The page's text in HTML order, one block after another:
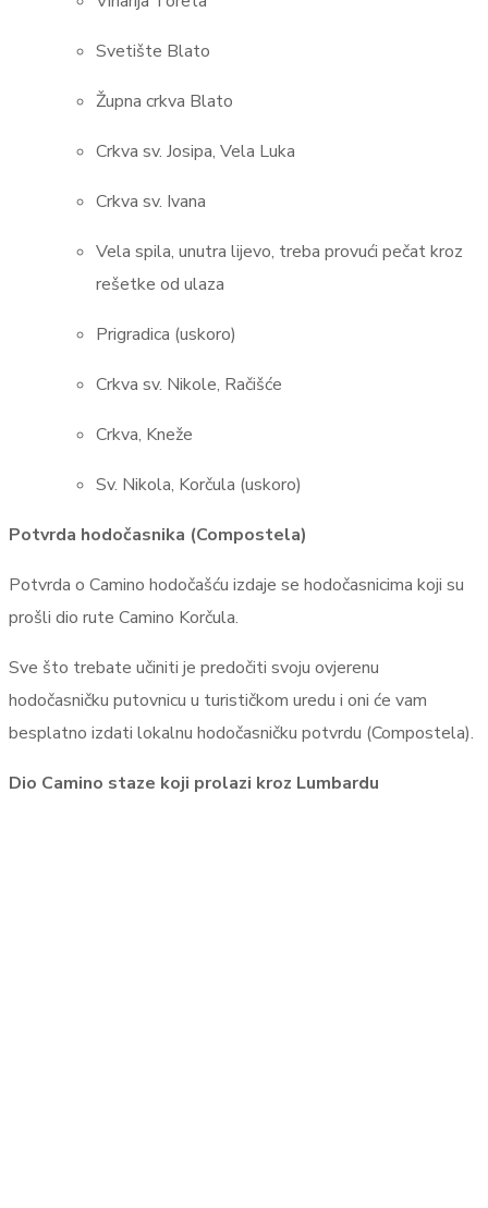
Svetište Blato
Župna crkva Blato
Crkva sv. Josipa, Vela Luka
Crkva sv. Ivana
Vela spila, unutra lijevo, treba provući pečat kroz
rešetke od ulaza
Prigradica (uskoro)
Crkva sv. Nikole, Račišće
Crkva, Kneže
Sv. Nikola, Korčula (uskoro)
Potvrda hodočasnika (Compostela)
Potvrda o Camino hodočašću izdaje se hodočasnicima koji su
prošli dio rute Camino Korčula.
Sve što trebate učiniti je predočiti svoju ovjerenu
hodočasničku putovnicu u turističkom uredu i oni će vam
besplatno izdati lokalnu hodočasničku potvrdu (Compostela).
Dio Camino staze koji prolazi kroz Lumbardu